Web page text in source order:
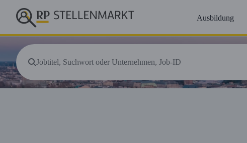
Ausbildung